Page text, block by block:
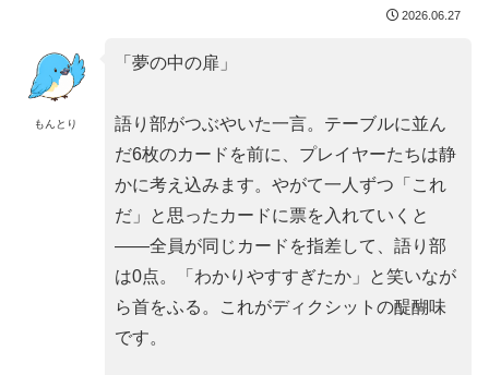
2026.06.27
もんとり
「夢の中の扉」
語り部がつぶやいた一言。テーブルに並ん
だ6枚のカードを前に、プレイヤーたちは静
かに考え込みます。やがて一人ずつ「これ
だ」と思ったカードに票を入れていくと
——全員が同じカードを指差して、語り部
は0点。「わかりやすすぎたか」と笑いなが
ら首をふる。これがディクシットの醍醐味
です。